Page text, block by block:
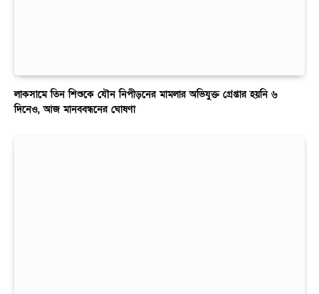
লাকসামে তিন শিশুকে যৌন নিপীড়নের মামলার অভিযুক্ত গ্রেপ্তার হয়নি ৬
দিনেও, আজ মানববন্ধনের ঘোষণা